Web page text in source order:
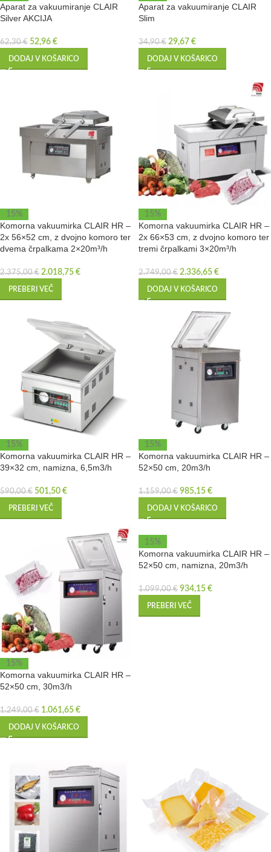
Aparat za vakuumiranje CLAIR
Silver AKCIJA
62,30€ 52,96 €
DODAJ V KOŠARICO
Aparat za vakuumiranje CLAIR
Slim
34,90€ 29,67 €
DODAJ V KOŠARICO
15%
Komorna vakuumirka CLAIR HR –
2x 56×52 cm, z dvojno komoro ter
dvema črpalkama 2×20m³/h
2.375,00€ 2.018,75 €
PREBERI VEČ
15%
Komorna vakuumirka CLAIR HR –
2x 66×53 cm, z dvojno komoro ter
tremi črpalkami 3×20m³/h
2.749,00€ 2.336,65 €
DODAJ V KOŠARICO
15%
Komorna vakuumirka CLAIR HR –
39×32 cm, namizna, 6,5m3/h
590,00€ 501,50 €
PREBERI VEČ
15%
Komorna vakuumirka CLAIR HR –
52×50 cm, 20m3/h
1.159,00€ 985,15 €
DODAJ V KOŠARICO
15%
Komorna vakuumirka CLAIR HR –
52×50 cm, 30m3/h
1.249,00€ 1.061,65 €
DODAJ V KOŠARICO
15%
Komorna vakuumirka CLAIR HR –
52×50 cm, namizna, 20m3/h
1.099,00€ 934,15 €
PREBERI VEČ